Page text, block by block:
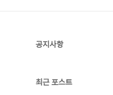
공지사항
최근 포스트